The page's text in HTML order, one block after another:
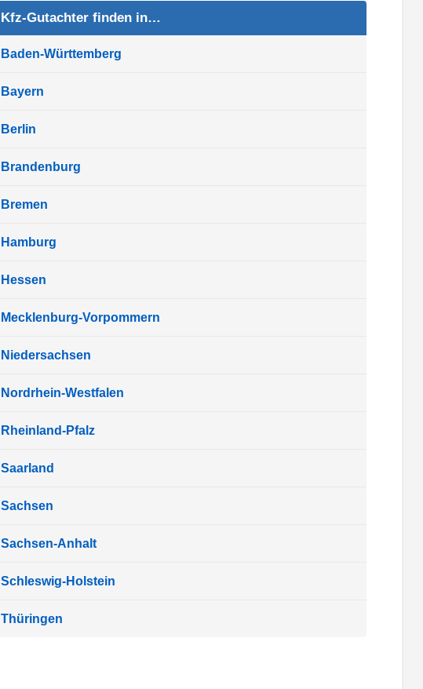
Kfz-Gutachter finden in…
Baden-Württemberg
Bayern
Berlin
Brandenburg
Bremen
Hamburg
Hessen
Mecklenburg-Vorpommern
Niedersachsen
Nordrhein-Westfalen
Rheinland-Pfalz
Saarland
Sachsen
Sachsen-Anhalt
Schleswig-Holstein
Thüringen